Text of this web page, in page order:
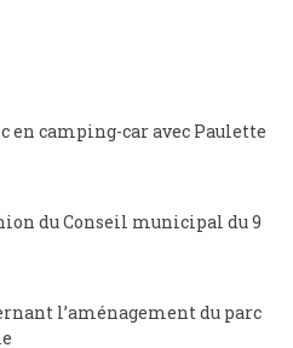
en camping-car avec Paulette
du Conseil municipal du 9
l’aménagement du parc